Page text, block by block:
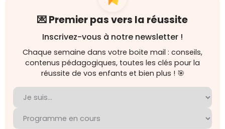
💌 Premier pas vers la réussite
Inscrivez-vous à notre newsletter !
Chaque semaine dans votre boite mail : conseils,
contenus pédagogiques, toutes les clés pour la
réussite de vos enfants et bien plus ! 🎯